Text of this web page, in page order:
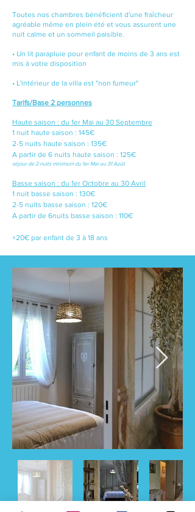
Toutes nos chambres bénéficient d'une fraîcheur
agréable même en plein été et vous assurent une
nuit calme et un sommeil paisible.
• Un lit parapluie pour enfant de moins de 3 ans est
mis à votre disposition
• L'intérieur de la villa est "non fumeur"
Tarifs/Base 2 personnes​
Haute saison : du 1er Mai au 30 Septembre
1 nuit haute saison : 145€
2-5 nuits haute saison : 135€
A partir de 6 nuits haute saison : 125€
séjour de 2 nuits minimum du 1er Maiau 31 Août
Basse saison : du 1er Octobre au 30 Avril
1 nuit basse saison : 130€
2-5 nuits basse saison : 120€
A partir de 6nuits basse saison : 110€
+20€ par enfant de 3 à 18 ans